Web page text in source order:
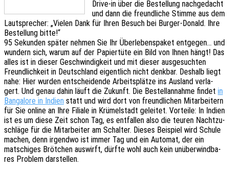
Drive-in über die Bestel­lung nach­ge­dacht
und dann die freund­li­che Stimme aus dem
Laut­spre­cher: „Vielen Dank für Ihren Besuch bei Burger-Donald. Ihre
Bestel­lung bitte!“
95 Sekun­den später nehmen Sie Ihr Über­le­bens­pa­ket entge­gen… und
wundern sich, warum auf der Papier­tü­te ein Bild von Ihnen hängt! Das
alles ist in dieser Geschwin­dig­keit und mit dieser ausge­such­ten
Freund­lich­keit in Deutsch­land eigent­lich nicht denk­bar. Deshalb liegt
nahe: Hier wurden entschei­den­de Arbeits­plät­ze ins Ausland verla­
gert. Und genau dahin läuft die Zukunft. Die Bestell­an­nah­me findet in
Banga­lo­re in Indien statt und wird dort von freund­li­chen Mitar­bei­tern
für Sie online an Ihre Filia­le in Krümel­stadt gelei­tet. Vortei­le: In Indien
ist es um diese Zeit schon Tag, es entfal­len also die teuren Nacht­zu­
schlä­ge für die Mitar­bei­ter am Schal­ter. Dieses Beispiel wird Schule
machen, denn irgend­wo ist immer Tag und ein Auto­mat, der ein
matschi­ges Bröt­chen auswirft, dürfte wohl auch kein unüber­wind­ba­
res Problem darstellen.